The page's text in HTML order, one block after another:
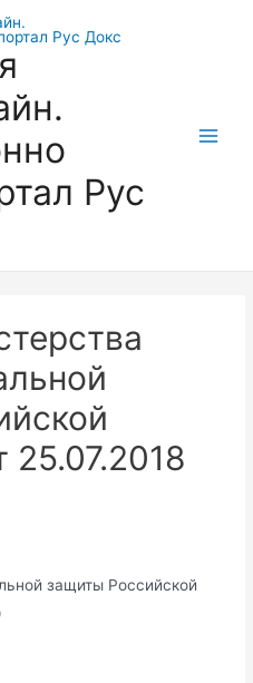
Рус
защиты Российской